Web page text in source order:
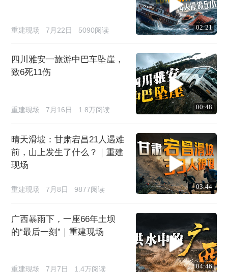
重建现场 7月22日 5090阅读 02:21
四川雅安一旅游中巴车坠崖，
致6死11伤
重建现场 7月16日 1.8万阅读 00:48
晴天滑坡：甘肃宕昌21人遇难
前，山上发生了什么？｜重建
现场
重建现场 7月8日 9877阅读 03:44
广西暴雨下，一座66年土坝
的“最后一刻”｜重建现场
重建现场 7月7日 1.4万阅读 04:46